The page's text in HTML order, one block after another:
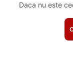
Daca nu este